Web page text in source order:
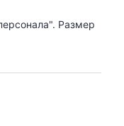
Размер